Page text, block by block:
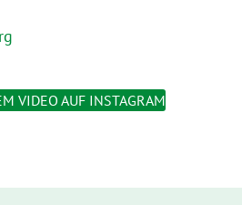
VIDEO AUF INSTAGRAM